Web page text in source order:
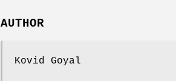
AUTHOR
Kovid Goyal